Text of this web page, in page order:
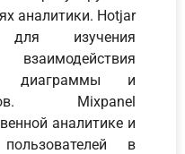
аналитики. Hotjar
для изучения
диаграммы и
Mixpanel
аналитике и
в